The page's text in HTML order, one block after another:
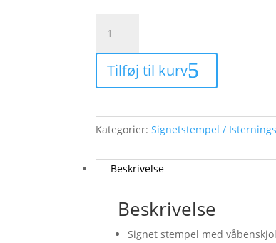
med
våbenskjold
antal
Tilføj til kurv
Kategorier:Signetstempel /
Beskrivelse
Beskrivelse
Signet stempel med